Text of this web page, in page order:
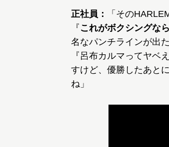
正社員：
「その
『 これがボクシングな
名なパンチラインが出
『呂布カルマってヤベ
すけど、優勝したあと
ね」